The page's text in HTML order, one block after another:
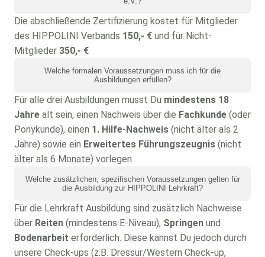
Die abschließende Zertifizierung kostet für Mitglieder
des HIPPOLINI Verbands 150,- € und für Nicht-
Mitglieder 350,- €
Welche formalen Voraussetzungen muss ich für die
Ausbildungen erfüllen?
Für alle drei Ausbildungen musst Du mindestens 18
Jahre alt sein, einen Nachweis über die Fachkunde (oder
Ponykunde), einen 1. Hilfe-Nachweis (nicht älter als 2
Jahre) sowie ein Erweitertes Führungszeugnis (nicht
älter als 6 Monate) vorlegen.
Welche zusätzlichen, spezifischen Voraussetzungen gelten für
die Ausbildung zur HIPPOLINI Lehrkraft?
Für die Lehrkraft Ausbildung sind zusätzlich Nachweise
über Reiten (mindestens E-Niveau), Springen und
Bodenarbeit erforderlich. Diese kannst Du jedoch durch
unsere Check-ups (z.B. Dressur/Western Check-up,